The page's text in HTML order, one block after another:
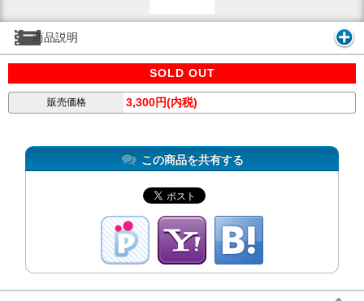
商品説明
SOLD OUT
販売価格 3,300円(内税)
この商品を共有する